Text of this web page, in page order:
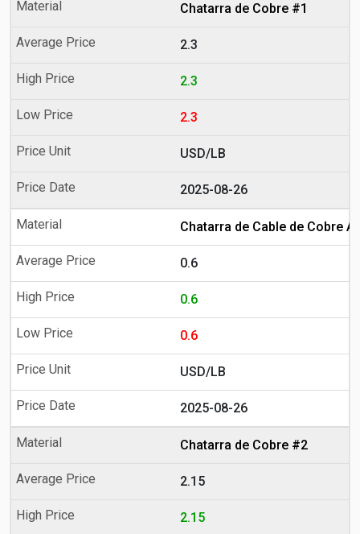
Chatarra de Cobre #1
2.3
2.3
2.3
USD/LB
2025-08-26
Chatarra de Cable de Cobre
0.6
0.6
0.6
USD/LB
2025-08-26
Chatarra de Cobre #2
2.15
2.15